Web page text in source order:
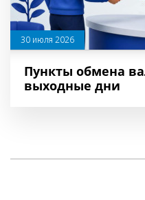
30 июля 2026
Пункты обмена
выходные дни